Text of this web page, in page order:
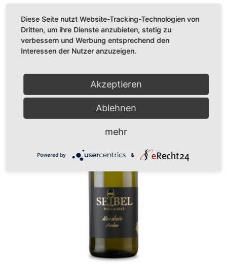
Diese Seite nutzt Website-Tracking-Technologien von
Dritten, um ihre Dienste anzubieten, stetig zu
verbessern und Werbung entsprechend den
Interessen der Nutzer anzuzeigen.
Akzeptieren
Ablehnen
mehr
Powered by &